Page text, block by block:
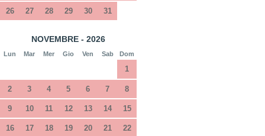
26 27 28 29 30 31
NOVEMBRE - 2026
Lun Mar Mer Gio Ven Sab Dom
1
2 3 4 5 6 7 8
9 10 11 12 13 14 15
16 17 18 19 20 21 22